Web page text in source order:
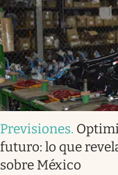
Previsiones.
futuro: lo que
sobre México